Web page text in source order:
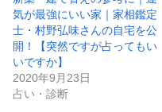
気が最強にいい家｜家相鑑定
士・村野弘味さんの自宅を公
開！【突然ですが占ってもい
いですか】
2020年9月23日
占い・診断